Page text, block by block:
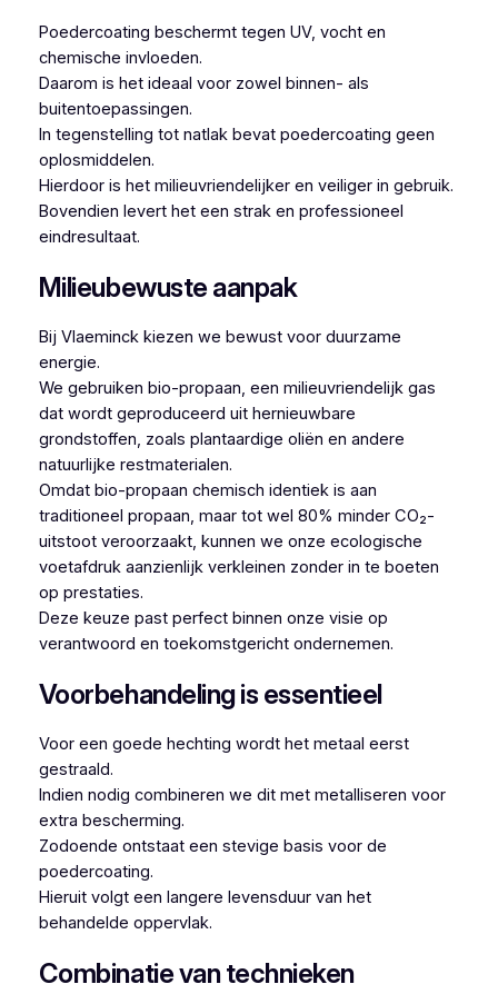
Poedercoating beschermt tegen UV, vocht en
chemische invloeden.
Daarom is het ideaal voor zowel binnen- als
buitentoepassingen.
In tegenstelling tot natlak bevat poedercoating geen
oplosmiddelen.
Hierdoor is het milieuvriendelijker en veiliger in gebruik.
Bovendien levert het een strak en professioneel
eindresultaat.
Milieubewuste aanpak
Bij Vlaeminck kiezen we bewust voor duurzame
energie.
We gebruiken bio-propaan, een milieuvriendelijk gas
dat wordt geproduceerd uit hernieuwbare
grondstoffen, zoals plantaardige oliën en andere
natuurlijke restmaterialen.
Omdat bio-propaan chemisch identiek is aan
traditioneel propaan, maar tot wel 80% minder CO₂-
uitstoot veroorzaakt, kunnen we onze ecologische
voetafdruk aanzienlijk verkleinen zonder in te boeten
op prestaties.
Deze keuze past perfect binnen onze visie op
verantwoord en toekomstgericht ondernemen.
Voorbehandeling is essentieel
Voor een goede hechting wordt het metaal eerst
gestraald.
Indien nodig combineren we dit met metalliseren voor
extra bescherming.
Zodoende ontstaat een stevige basis voor de
poedercoating.
Hieruit volgt een langere levensduur van het
behandelde oppervlak.
Combinatie van technieken